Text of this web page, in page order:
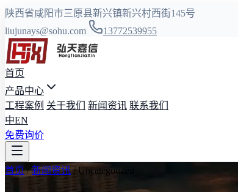
陕西省咸阳市三原县新兴镇新兴村西街145号
liujunays@sohu.com
13772539955
首页
产品中心
工程案例 关于我们 新闻资讯 联系我们
中EN
免费询价
首页 / 新闻资讯 / Uncategorized